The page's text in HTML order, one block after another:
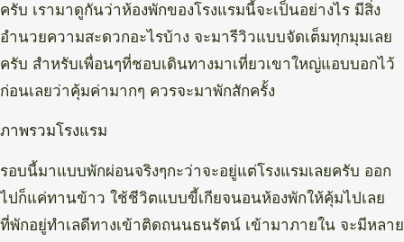
ครับ เรามาดูกันว่าห้องพักของโรงแรมนี้จะเป็นอย่างไร มีสิ่ง
อำนวยความสะดวกอะไรบ้าง จะมารีวิวแบบจัดเต็มทุกมุมเลย
ครับ สำหรับเพื่อนๆที่ชอบเดินทางมาเที่ยวเขาใหญ่แอบบอกไว้
ก่อนเลยว่าคุ้มค่ามากๆ ควรจะมาพักสักครั้ง
ภาพรวมโรงแรม
รอบนี้มาแบบพักผ่อนจริงๆกะว่าจะอยู่แต่โรงแรมเลยครับ ออก
ไปก็แค่ทานข้าว ใช้ชีวิตแบบขี้เกียจนอนห้องพักให้คุ้มไปเลย
ที่พักอยู่ทำเลดีทางเข้าติดถนนธนรัตน์ เข้ามาภายใน จะมีหลาย